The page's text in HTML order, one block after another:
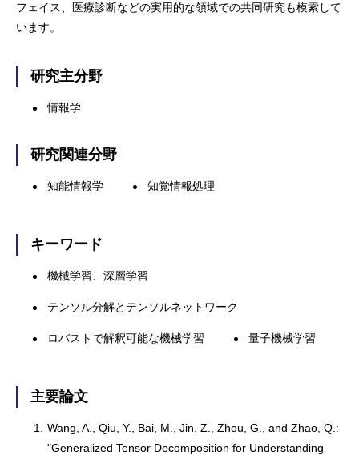
フェイス、医療診断などの実用的な領域での共同研究も模索して
います。
研究主分野
情報学
研究関連分野
知能情報学 知覚情報処理
キーワード
機械学習、深層学習
テンソル分解とテンソルネットワーク
ロバストで解釈可能な機械学習 量子機械学習
主要論文
1.
Wang, A., Qiu, Y., Bai, M., Jin, Z., Zhou, G., and Zhao, Q.:
"Generalized Tensor Decomposition for Understanding